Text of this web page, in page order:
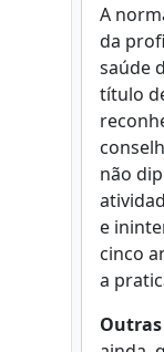
A
da
saúde
título
não
e
cinco
a